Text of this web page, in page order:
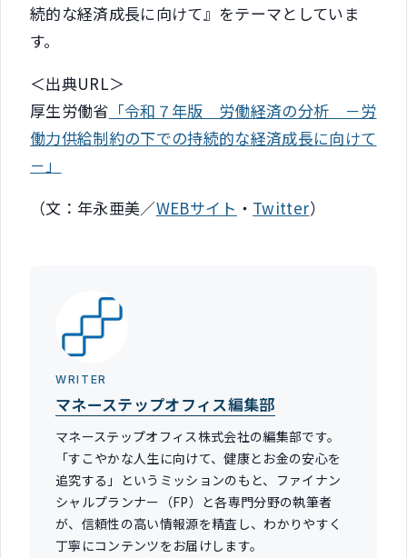
続的な経済成長に向けて』をテーマとしていま
す。
＜出典URL＞
厚生労働省 「令和７年版 労働経済の分析 －労
働力供給制約の下での持続的な経済成長に向けて
－」
（文：年永亜美／WEBサイト ・ Twitter）
WRITER
マネーステップオフィス編集部
マネーステップオフィス株式会社の編集部です。
「すこやかな人生に向けて、健康とお金の安心を
追究する」というミッションのもと、ファイナン
シャルプランナー（FP）と各専門分野の執筆者
が、信頼性の高い情報源を精査し、わかりやすく
丁寧にコンテンツをお届けします。